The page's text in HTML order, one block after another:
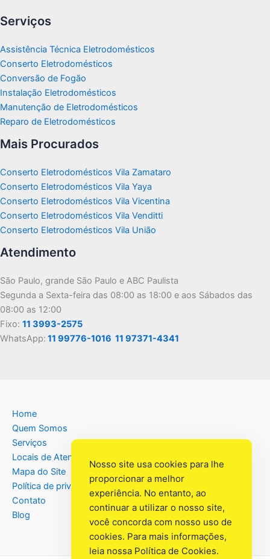
Serviços
Assistência Técnica Eletrodomésticos
Conserto Eletrodomésticos
Conversão de Fogão
Instalação Eletrodomésticos
Manutenção de Eletrodomésticos
Reparo de Eletrodomésticos
Mais Procurados
Conserto Eletrodomésticos Vila Zamataro
Conserto Eletrodomésticos Vila Yaya
Conserto Eletrodomésticos Vila Vicentina
Conserto Eletrodomésticos Vila Venditti
Conserto Eletrodomésticos Vila União
Atendimento
São Paulo, grande São Paulo e ABC Paulista
Segunda a Sexta-feira das 08:00 as 18:00 e aos Sábados das
08:00 as 12:00
Fixo: 11 3993-2575
WhatsApp: 11 99776-1016 11 97371-4341
Home
Quem Somos
Serviços
Locais de Atendimento
Mapa do Site
Política de privacidade
Contato
Blog
Nosso site usa cookies para lhe
proporcionar a melhor
experiência. No entanto, ao
continuar a utilizar o nosso site,
você concorda com nosso uso de
cookies. Para mais informações,
leia nossa Política de Cookies.